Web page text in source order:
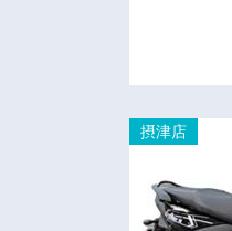
摂津店